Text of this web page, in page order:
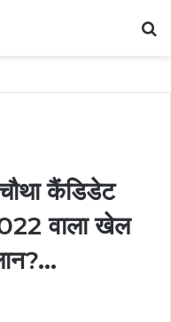
कैंडिडेट
वाला खेल